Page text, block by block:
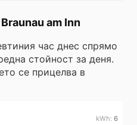
Braunau am Inn
час днес спрямо
стойност за деня.
се прицелва в
6